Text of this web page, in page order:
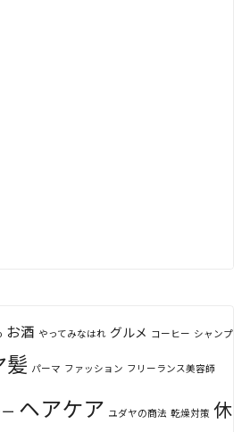
お酒 やってみなはれ グルメ コーヒー シャンプ
髪 パーマ ファッション フリーランス美容師
ヘアケア ユダヤの商法 乾燥対策 休